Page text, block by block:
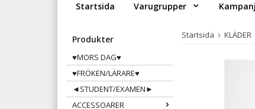
Startsida Varugrupper
Produkter
♥MORS DAG♥
♥FRÖKEN/LÄRARE♥
◄STUDENT/EXAMEN►
ACCESSOARER
Startsida KLÄDER